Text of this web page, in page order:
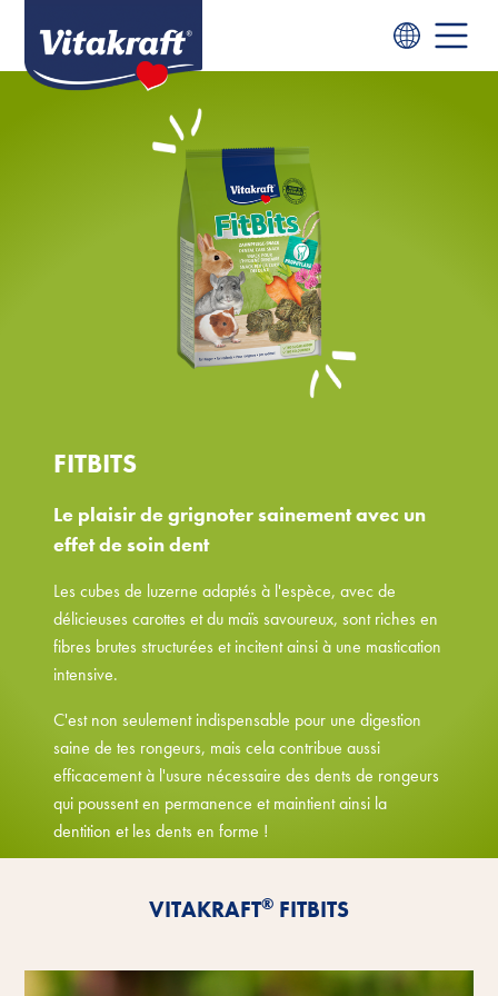
FITBITS
Le plaisir de grignoter sainement avec un
effet de soin dent
Les cubes de luzerne adaptés à l'espèce, avec de
délicieuses carottes et du maïs savoureux, sont riches en
fibres brutes structurées et incitent ainsi à une mastication
intensive.
C'est non seulement indispensable pour une digestion
saine de tes rongeurs, mais cela contribue aussi
efficacement à l'usure nécessaire des dents de rongeurs
qui poussent en permanence et maintient ainsi la
dentition et les dents en forme !
VITAKRAFT® FITBITS